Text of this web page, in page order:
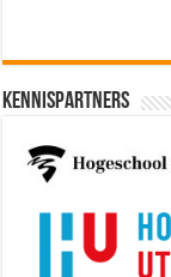
Kennispartners